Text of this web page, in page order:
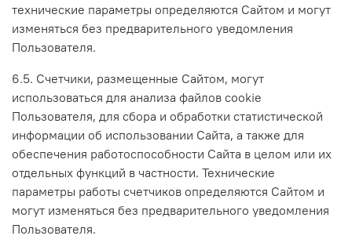
технические параметры определяются Сайтом и могут
изменяться без предварительного уведомления
Пользователя.
6.5. Счетчики, размещенные Сайтом, могут
использоваться для анализа файлов cookie
Пользователя, для сбора и обработки статистической
информации об использовании Сайта, а также для
обеспечения работоспособности Сайта в целом или их
отдельных функций в частности. Технические
параметры работы счетчиков определяются Сайтом и
могут изменяться без предварительного уведомления
Пользователя.